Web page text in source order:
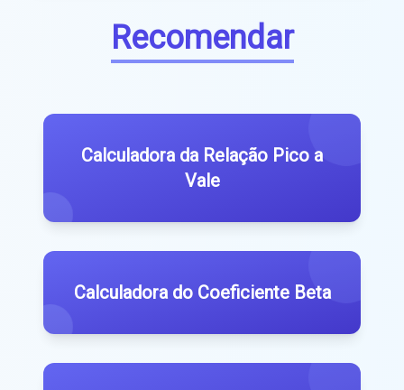
Recomendar
Calculadora da Relação Pico a
Vale
Calculadora do Coeficiente Beta